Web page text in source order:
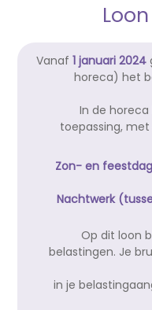
Vanaf 1 januari 2024
horeca) het
In de
toepassing, met
Zon- en
Nachtwerk
Op dit loon
belastingen. Je
in je